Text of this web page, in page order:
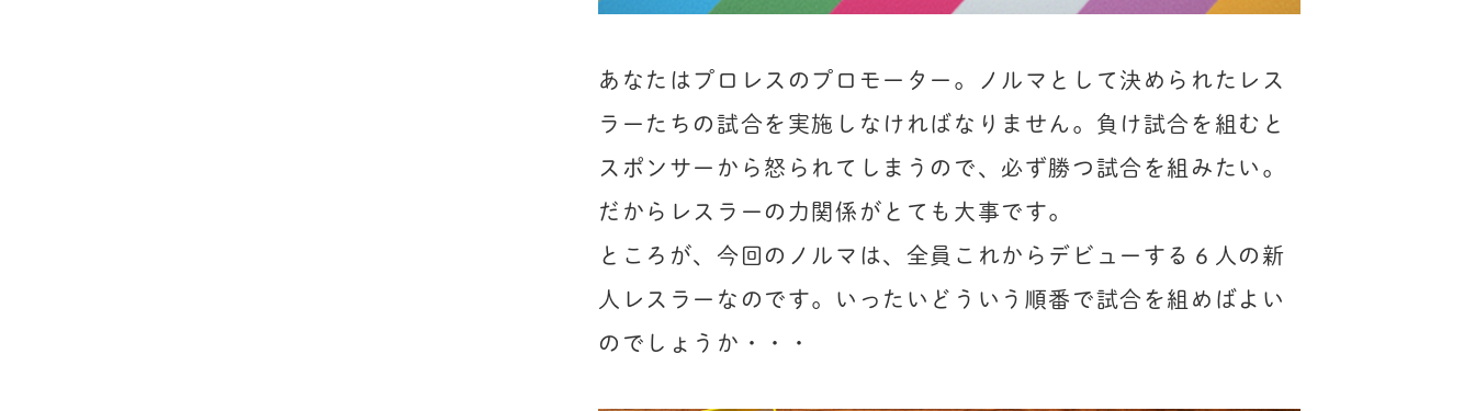
あなたはプロレスのプロモーター。ノルマとして決められたレス
ラーたちの試合を実施しなければなりません。負け試合を組むと
スポンサーから怒られてしまうので、必ず勝つ試合を組みたい。
だからレスラーの力関係がとても大事です。
ところが、今回のノルマは、全員これからデビューする６人の新
人レスラーなのです。いったいどういう順番で試合を組めばよい
のでしょうか・・・